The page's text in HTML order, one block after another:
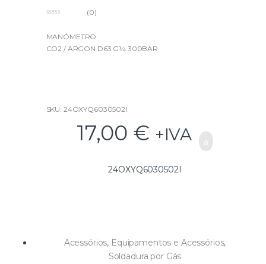
u
o
(0)
MANÓMETRO
CO2 / ARGON D63 G¼ 300BAR
SKU: 24OXYQ6030502I
17,00 € +IVA
24OXYQ6030502I
Acessórios, Equipamentos e Acessórios,
Soldadura por Gás